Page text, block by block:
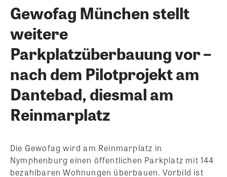
Gewofag München stellt
weitere
Parkplatzüberbauung vor –
nach dem Pilotprojekt am
Dantebad, diesmal am
Reinmarplatz
Die Gewofag wird am Reinmarplatz in
Nymphenburg einen öffentlichen Parkplatz mit 144
bezahlbaren Wohnungen überbauen. Vorbild ist